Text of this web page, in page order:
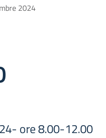
2024
ore 8.00-12.00